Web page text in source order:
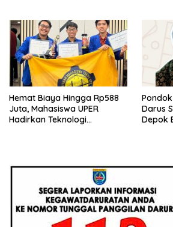
Hemat Biaya Hingga Rp588
Juta, Mahasiswa UPER
Hadirkan Teknologi
Darus
Depok